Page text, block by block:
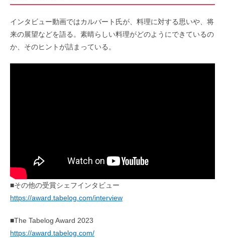
インタビュー動画ではカルバート氏が、料理に対する思いや、将
来の展望などを語る。素晴らしい料理がどのようにできているの
か、そのヒントが詰まっている。
■その他の受賞シェフインタビュー
https://award.tabelog.com/interview
■The Tabelog Award 2023
https://award.tabelog.com/